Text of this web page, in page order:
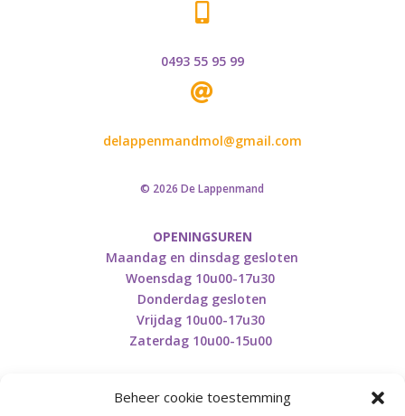
Beheer cookie toestemming

0493 55 95 99

delappenmandmol@gmail.com
© 2026 De Lappenmand
OPENINGSUREN
Maandag en dinsdag gesloten
Woensdag 10u00-17u30
Donderdag gesloten
Vrijdag 10u00-17u30
Zaterdag 10u00-15u00